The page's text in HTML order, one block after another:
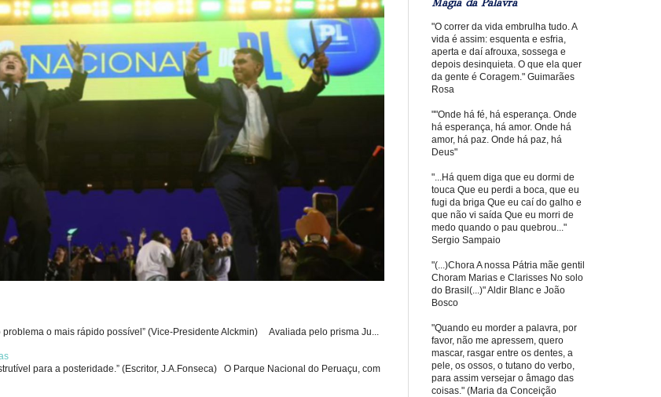
o mais rápido possível” (Vice-Presidente Alckmin) Avaliada pelo prisma Ju...
para a posteridade.” (Escritor, J.A.Fonseca) O Parque Nacional do Peruaçu, com
Magia da Palavra
"O correr da vida embrulha tudo. A
vida é assim: esquenta e esfria,
aperta e daí afrouxa, sossega e
depois desinquieta. O que ela quer
da gente é Coragem." Guimarães
Rosa
""Onde há fé, há esperança. Onde
há esperança, há amor. Onde há
amor, há paz. Onde há paz, há
Deus"
"...Há quem diga que eu dormi de
touca Que eu perdi a boca, que eu
fugi da briga Que eu caí do galho e
que não vi saída Que eu morri de
medo quando o pau quebrou..."
Sergio Sampaio
"(...)Chora A nossa Pátria mãe gentil
Choram Marias e Clarisses No solo
do Brasil(...)" Aldir Blanc e João
Bosco
"Quando eu morder a palavra, por
favor, não me apressem, quero
mascar, rasgar entre os dentes, a
pele, os ossos, o tutano do verbo,
para assim versejar o âmago das
coisas." (Maria da Conceição